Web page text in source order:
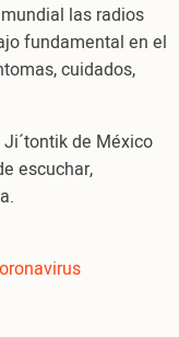
las radios
fundamental en el
cuidados,
de México
escuchar,